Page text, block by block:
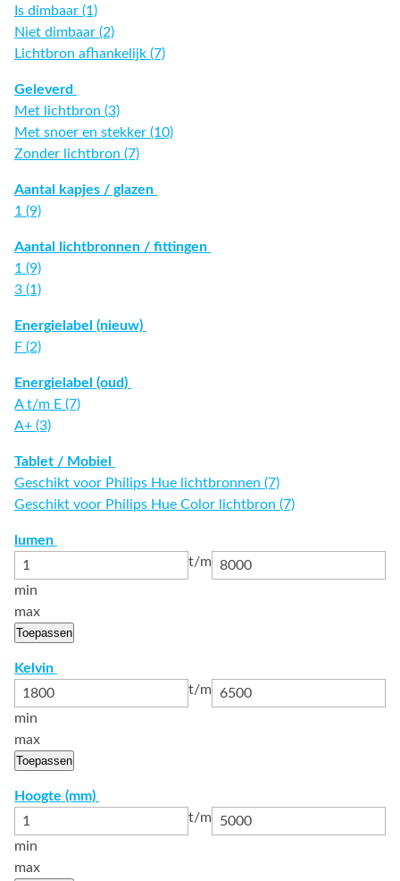
Is dimbaar (1)
Niet dimbaar (2)
Lichtbron afhankelijk (7)
Geleverd
Met lichtbron (3)
Met snoer en stekker (10)
Zonder lichtbron (7)
Aantal kapjes / glazen
1 (9)
Aantal lichtbronnen / fittingen
1 (9)
3 (1)
Energielabel (nieuw)
F (2)
Energielabel (oud)
A t/m E (7)
A+ (3)
Tablet / Mobiel
Geschikt voor Philips Hue lichtbronnen (7)
Geschikt voor Philips Hue Color lichtbron (7)
lumen
t/m
min
max
Toepassen
Kelvin
t/m
min
max
Toepassen
Hoogte (mm)
t/m
min
max